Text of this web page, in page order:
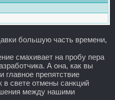
большую часть времени,
смахивает на пробу пера
А она, как вы
главное препятствие
в свете отмены санкций
между нашими